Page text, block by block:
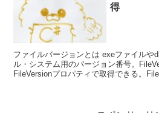
得
ファイルバージョンとは exeファイルやdllファイルの、Win32ファイ
ル・システム用のバージョン番号。
FileVersionプロパティで取得できる。